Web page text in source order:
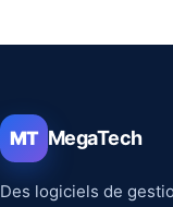
MT MegaTech
Des logiciels de